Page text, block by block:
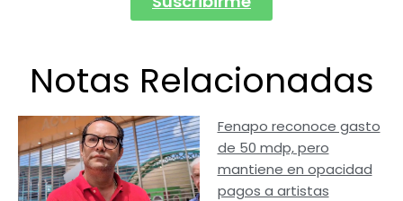
Notas Relacionadas
Fenapo reconoce gasto
de 50 mdp, pero
mantiene en opacidad
pagos a artistas